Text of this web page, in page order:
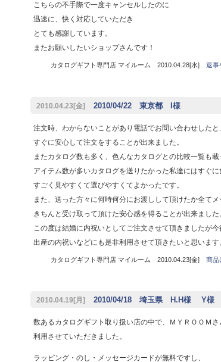
こちらの不手際で一度キャンセルしたのに
迅速に、快く対応していただき
とても感謝しています。
またお願いしたいショップさんです！
カタログギフト専門店 マイルーム 2010.04.28[水] 返事
2010.04.23[金] 2010/04/22 東京都 I様
注文時、わからないことがあり電話でお問い合わせした
すぐに安心して注文をすることが出来ました。
またカタログ数も多く、色んなカタログとの比較一覧も載
アイテム数が多いカタログを送りたかった私達にはすぐ
すごく見やすくて選びやすくてよかったです。
また、送った方々に何時何分にお渡しして頂けたか全て
きちんと受け取って頂けた安心感を得ることが出来ました
この度は結婚に内祝いとしてご注文させて頂きましたが今
出産の内祝いなどにも是非利用させて頂きたいと思います
カタログギフト専門店 マイルーム 2010.04.23[金] 商品
2010.04.19[月] 2010/04/18 埼玉県 H.H様 Y様
数あるカタログギフト取り扱い店の中で、ＭＹＲＯＯＭ
利用させていただきました。
ラッピング・のし・メッセージカードが無料ですし、